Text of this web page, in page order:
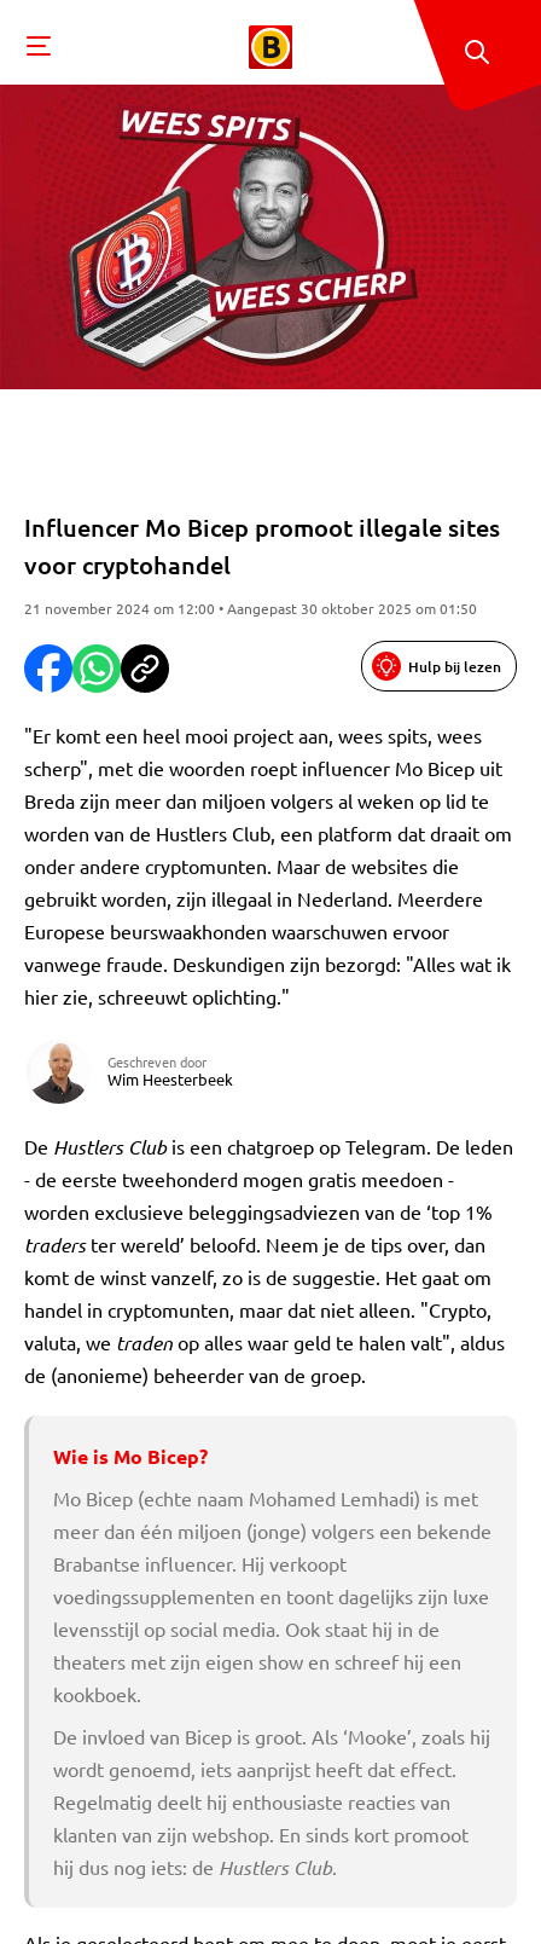
Influencer Mo Bicep promoot illegale sites
voor cryptohandel
21 november 2024 om 12:00 • Aangepast 30 oktober 2025 om 01:50
Hulp bij lezen
"Er komt een heel mooi project aan, wees spits, wees
scherp", met die woorden roept influencer Mo Bicep uit
Breda zijn meer dan miljoen volgers al weken op lid te
worden van de Hustlers Club, een platform dat draait om
onder andere cryptomunten. Maar de websites die
gebruikt worden, zijn illegaal in Nederland. Meerdere
Europese beurswaakhonden waarschuwen ervoor
vanwege fraude. Deskundigen zijn bezorgd: "Alles wat ik
hier zie, schreeuwt oplichting."
Geschreven door
Wim Heesterbeek
De Hustlers Clubis een chatgroep op Telegram. De leden
- de eerste tweehonderd mogen gratis meedoen -
worden exclusieve beleggingsadviezen van de ‘top 1%
traderster wereld’ beloofd. Neem je de tips over, dan
komt de winst vanzelf, zo is de suggestie. Het gaat om
handel in cryptomunten, maar dat niet alleen. "Crypto,
valuta, we traden op alles waar geld te halen valt", aldus
de (anonieme) beheerder van de groep.
Wie is Mo Bicep?
Mo Bicep (echte naam Mohamed Lemhadi) is met
meer dan één miljoen (jonge) volgers een bekende
Brabantse influencer. Hij verkoopt
voedingssupplementen en toont dagelijks zijn luxe
levensstijl op social media. Ook staat hij in de
theaters met zijn eigen show en schreef hij een
kookboek.
De invloed van Bicep is groot. Als ‘Mooke’, zoals hij
wordt genoemd, iets aanprijst heeft dat effect.
Regelmatig deelt hij enthousiaste reacties van
klanten van zijn webshop. En sinds kort promoot
hij dus nog iets: de Hustlers Club.